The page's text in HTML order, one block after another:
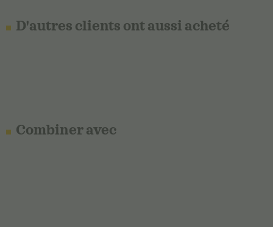
D'autres clients ont aussi acheté
Combiner avec